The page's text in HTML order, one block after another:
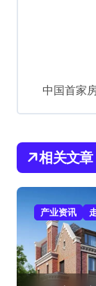
中国首家
相关文章
产业资讯